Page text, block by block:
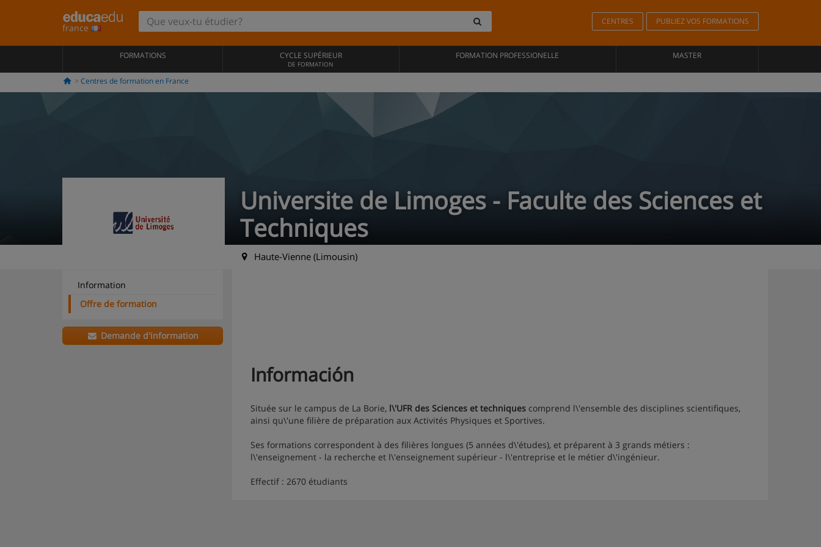
france
CENTRES PUBLIEZ VOS FORMATIONS
FORMATIONS CYCLE SUPÉRIEUR
DE FORMATION
FORMATION PROFESSIONELLE MASTER
Centres de formation en France
Universite de Limoges - Faculte des Sciences et
Techniques
Haute-Vienne (Limousin)
Information
Offre de formation
Demande d'information
Información
Située sur le campus de La Borie, l\'UFR des Sciences et techniquescomprend l\'ensemble des disciplines scientifiques,
ainsi qu\'une filière de préparation aux Activités Physiques et Sportives.
Ses formations correspondent à des filières longues (5 années d\'études), et préparent à 3 grands métiers :
l\'enseignement - la recherche et l\'enseignement supérieur - l\'entreprise et le métier d\'ingénieur.
Effectif : 2670 étudiants